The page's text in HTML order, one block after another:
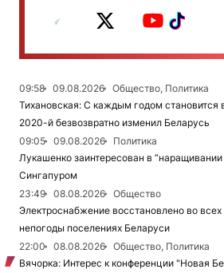
09:58 09.08.2026
Общество, Политика
Тихановская: С каждым годом становится
2020-й безвозвратно изменил Беларусь
09:05
09.08.2026
Политика
Лукашенко заинтересован в “наращивании
Сингапуром
23:49
08.08.2026
Общество
Электроснабжение восстановлено во
непогоды поселениях Беларуси
22:00
08.08.2026
Общество, Политика
Вячорка: Интерес к конференции "Новая